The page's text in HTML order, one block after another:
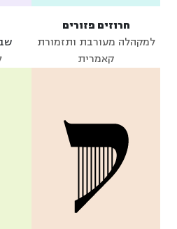
חרוזים פזורים
למקהלה מעורבת ותזמורת
קאמרית